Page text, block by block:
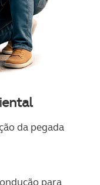
da pegada
para